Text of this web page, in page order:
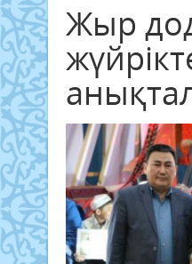
Жыр